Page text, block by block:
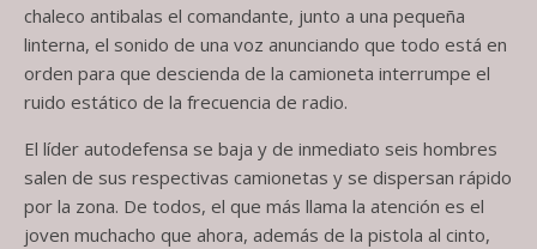
chaleco antibalas el comandante, junto a una pequeña
linterna, el sonido de una voz anunciando que todo está en
orden para que descienda de la camioneta interrumpe el
ruido estático de la frecuencia de radio.
El líder autodefensa se baja y de inmediato seis hombres
salen de sus respectivas camionetas y se dispersan rápido
por la zona. De todos, el que más llama la atención es el
joven muchacho que ahora, además de la pistola al cinto,